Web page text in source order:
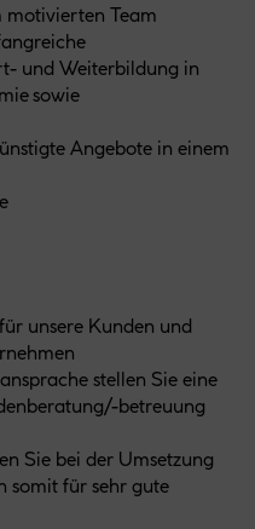
motivierten Team
und Weiterbildung in
sowie
Angebote in einem
unsere Kunden und
stellen Sie eine
betreuung
Sie bei der Umsetzung
somit für sehr gute